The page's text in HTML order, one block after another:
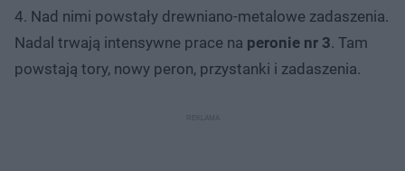
4. Nad nimi powstały drewniano-metalowe zadaszenia.
Nadal trwają intensywne prace na peronie nr 3. Tam
powstają tory, nowy peron, przystanki i zadaszenia.